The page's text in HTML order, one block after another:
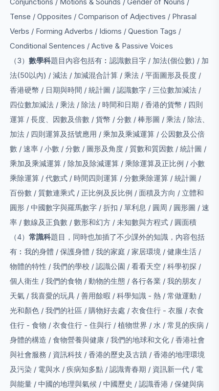
Tense / Opposites / Comparison of Adjectives / Phrasal
Verbs / Forming Adverbs / Idioms / Question Tags /
Conditional Sentences / Active & Passive Voices
（3） 數學科題目內容包括有︰認識數目字 / 加法(個位數) / 加
法(50以內) / 減法 / 加減混合計算 / 乘法 / 平面圖形及長度 /
香港硬幣 / 日期與時間 / 統計圖 / 認識數字 / 三位數加減法 /
四位數加減法 / 乘法 / 除法 / 時間和日期 / 香港的貨幣 / 四則
運算 / 長度、因數及倍數 / 貨幣 / 分數 / 棒形圖 / 乘法 / 除法、
加法 / 四則運算及括號應用 / 乘加及乘減運算 / 公因數及公倍
數 / 速率 / 小數 / 分數 / 圖形及角度 / 質數和質因數 / 統計圖 /
乘加及乘減運算 / 除加及除減運算 / 乘除運算及正比例 / 小數
乘除運算 / 代數式 / 時間四則運算 / 分數乘除運算 / 統計圖 /
百份數 / 質數連乘式 / 正比例及反比例 / 面積及方向 / 立體和
圓形 / 中國數字與羅馬數字 / 折扣 / 單利息 / 圓周 / 圓形圖 / 速
率 / 數線及正負數 / 數形和幻方 / 未知數與方程式 / 圓面積
（4） 常識科題目，同時也加插了不少課外的知識，內容包括
有︰我的身體 / 保護身體 / 我的家庭 / 家居環境 / 健康生活 /
物體的特性 / 我們的學校 / 認識公園 / 看看天空 / 科學初探 /
個人衛生 / 我們的食物 / 動物的生態 / 各行各業 / 我的朋友 /
天氣 / 我喜愛的玩具 / 善用餘暇 / 科學知識 - 熱 / 常做運動 /
光和顏色 / 我們的社區 / 購物好去處 / 衣食住行 - 衣服 / 衣食
住行 - 食物 / 衣食住行 - 住與行 / 植物世界 / 水 / 常見的疾病 /
身體的構造 / 食物營養與健康 / 我們的地球和文化 / 香港社會
與社會服務 / 資訊科技 / 香港的歷史及古蹟 / 香港的地理環境
及污染 / 電與水 / 疾病知多點 / 認識青春期 / 資訊新一代 / 電
與能量 / 中國的地理與氣候 / 中國歷史 / 認識香港 / 保健與病